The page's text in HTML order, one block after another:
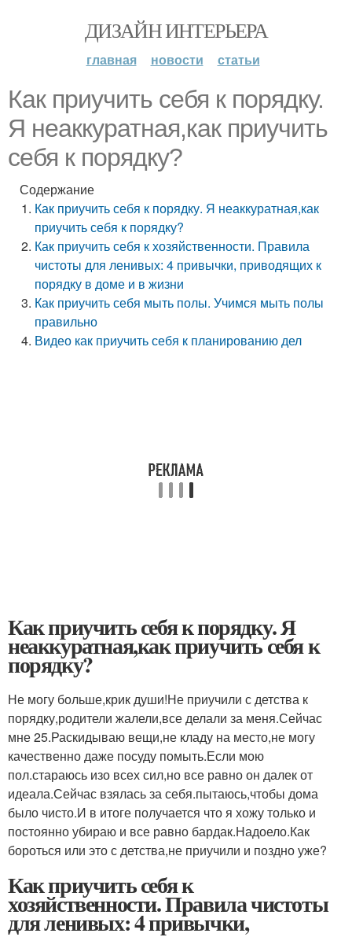
ДИЗАЙН ИНТЕРЬЕРА
главная новости статьи
Как приучить себя к порядку.
Я неаккуратная,как приучить
себя к порядку?
Содержание
Как приучить себя к порядку. Я неаккуратная,как
приучить себя к порядку?
Как приучить себя к хозяйственности. Правила
чистоты для ленивых: 4 привычки, приводящих к
порядку в доме и в жизни
Как приучить себя мыть полы. Учимся мыть полы
правильно
Видео как приучить себя к планированию дел
Как приучить себя к порядку. Я
неаккуратная,как приучить себя к
порядку?
Не могу больше,крик души!Не приучили с детства к
порядку,родители жалели,все делали за меня.Сейчас
мне 25.Раскидываю вещи,не кладу на место,не могу
качественно даже посуду помыть.Если мою
пол.стараюсь изо всех сил,но все равно он далек от
идеала.Сейчас взялась за себя.пытаюсь,чтобы дома
было чисто.И в итоге получается что я хожу только и
постоянно убираю и все равно бардак.Надоело.Как
бороться или это с детства,не приучили и поздно уже?
Как приучить себя к
хозяйственности. Правила чистоты
для ленивых: 4 привычки,